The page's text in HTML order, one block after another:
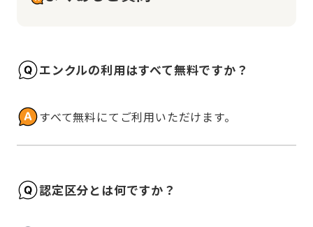
エンクルの利用はすべて無料ですか？
すべて無料にてご利用いただけます。
認定区分とは何ですか？